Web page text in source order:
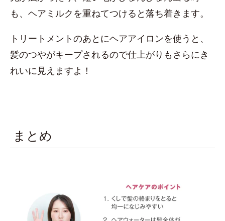
も、ヘアミルクを重ねてつけると落ち着きます。
トリートメントのあとにヘアアイロンを使うと、
髪のつやがキープされるので仕上がりもさらにき
れいに見えますよ！
まとめ